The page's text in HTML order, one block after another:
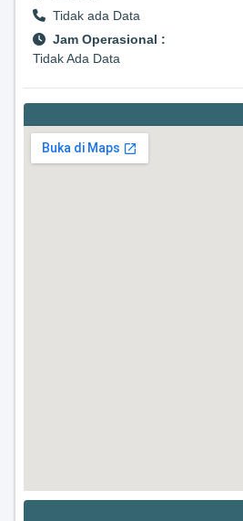
Tidak ada Data
Jam Operasional :
Tidak Ada Data